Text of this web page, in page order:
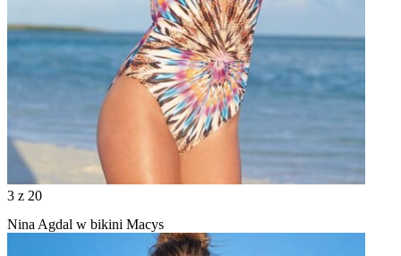
3 z 20
Nina Agdal w bikini Macys